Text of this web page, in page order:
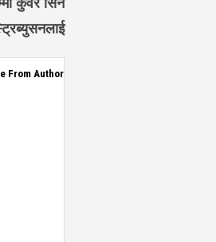
कुवेर सिने
From Author